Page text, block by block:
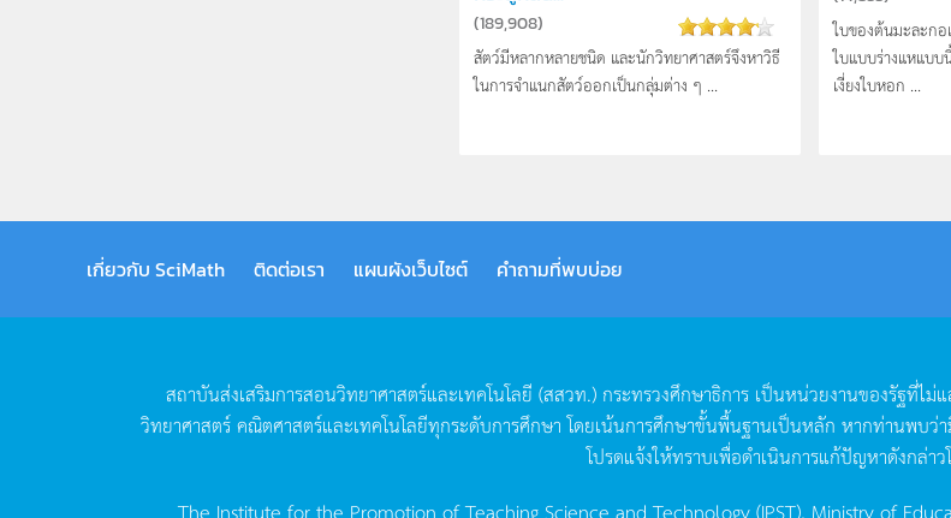
(189,908)
สัตว์มีหลากหลายชนิด และนักวิทยาศาสตร์จึงหาวิธี
ในการจำแนกสัตว์ออกเป็นกลุ่มต่าง ๆ ...
ใบของต้นมะละกอ
ใบแบบร่างแหแบ
เงี่ยงใบหอก ...
เกี่ยวกับ SciMath ติดต่อเรา แผนผังเว็บไซต์ คำถามที่พบบ่อย
สถาบันส่งเสริมการสอนวิทยาศาสตร์และเทคโนโลยี (สสวท.) กระทรวงศึกษาธิการ เป็นหน่วยงานของรัฐที่ไม่แ
วิทยาศาสตร์คณิตศาสตร์และเทคโนโลยีทุกระดับการศึกษา โดยเน้นการศึกษาขั้นพื้นฐานเป็นหลัก หากท่านพบว่
โปรดแจ้งให้ทราบเพื่อดำเนินการแก้ปัญหาดังกล่าว
The Institute for the Promotion of Teaching Science and Technology (IPST), Ministry of